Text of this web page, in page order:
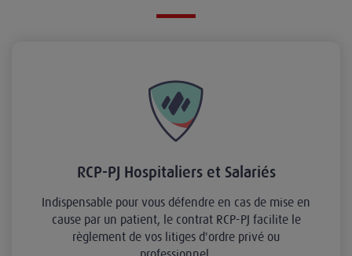
RCP-PJ Hospitaliers et Salariés
Indispensable pour vous défendre en cas de mise en
cause par un patient, le contrat RCP-PJ facilite le
règlement de vos litiges d'ordre privé ou